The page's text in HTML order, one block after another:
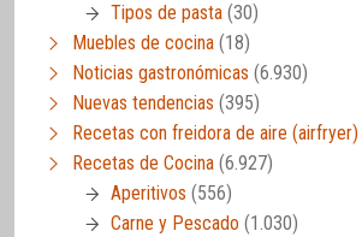
Tipos de pasta (30)
Muebles de cocina (18)
Noticias gastronómicas (6.930)
Nuevas tendencias (395)
Recetas con freidora de aire (airfryer)
Recetas de Cocina (6.927)
Aperitivos (556)
Carne y Pescado (1.030)